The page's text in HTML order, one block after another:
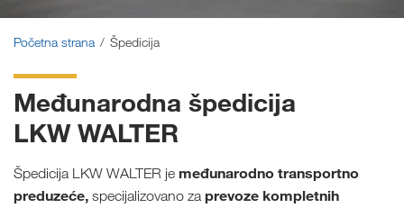
Početna strana Špedicija
Međunarodna špedicija
LKW WALTER
Špedicija LKW WALTER je međunarodno transportno
preduzeće, specijalizovano zaprevoze kompletnih